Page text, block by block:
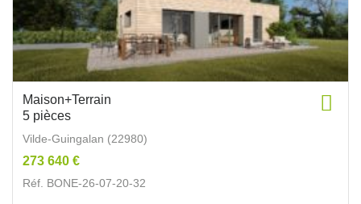
Maison+Terrain
5 pièces
Vilde-Guingalan (22980)
273 640 €
Réf. BONE-26-07-20-32